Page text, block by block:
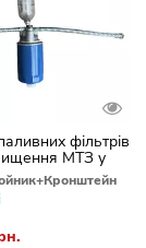
фільтрів
МТЗ у